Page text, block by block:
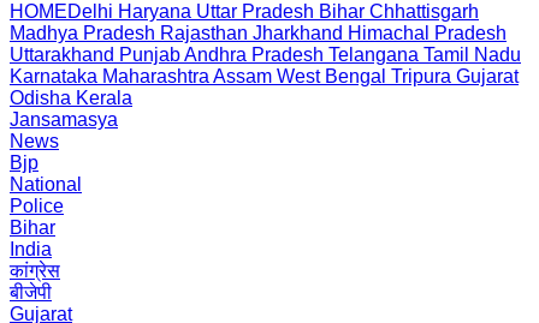
HOMEDelhi Haryana Uttar Pradesh Bihar Chhattisgarh
Madhya Pradesh Rajasthan Jharkhand Himachal Pradesh
Uttarakhand PunjabAndhra Pradesh Telangana Tamil Nadu
Karnataka Maharashtra Assam West Bengal Tripura Gujarat
Odisha Kerala
Jansamasya
News
Bjp
National
Police
Bihar
India
कांग्रेस
बीजेपी
Gujarat